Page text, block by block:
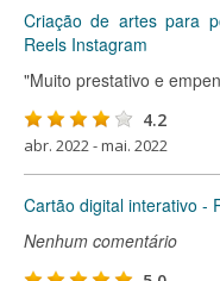
Criação de artes para
Reels Instagram
"Muito prestativo e
4.2
abr. 2022 - mai. 2022
Cartão digital interativo -
Nenhum comentário